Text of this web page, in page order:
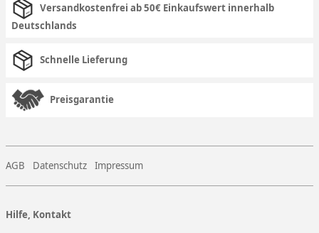
Versandkostenfrei ab 50€ Einkaufswert innerhalb
Deutschlands
Schnelle Lieferung
Preisgarantie
AGB Datenschutz Impressum
Hilfe, Kontakt